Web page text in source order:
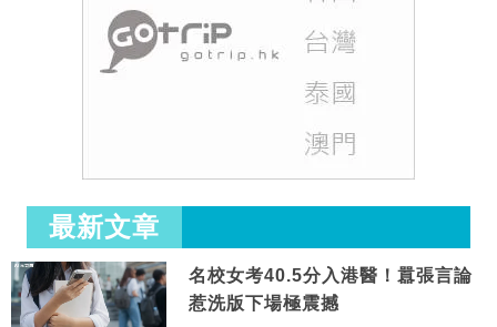
最新文章
名校女考40.5分入港醫！囂張言論
惹洗版下場極震撼